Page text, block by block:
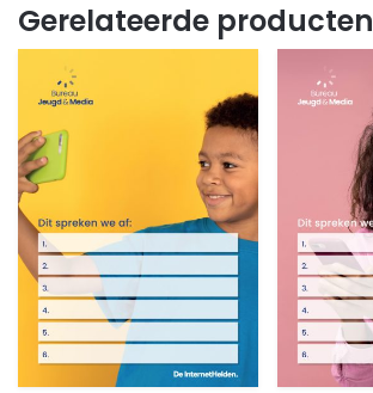
Gerelateerde producten